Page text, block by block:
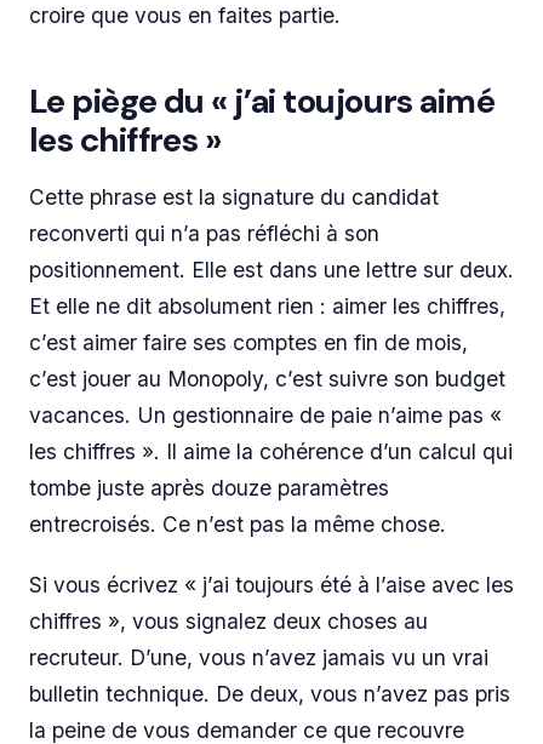
croire que vous en faites partie.
Le piège du « j’ai toujours aimé
les chiffres »
Cette phrase est la signature du candidat
reconverti qui n’a pas réfléchi à son
positionnement. Elle est dans une lettre sur deux.
Et elle ne dit absolument rien : aimer les chiffres,
c’est aimer faire ses comptes en fin de mois,
c’est jouer au Monopoly, c’est suivre son budget
vacances. Un gestionnaire de paie n’aime pas «
les chiffres ». Il aime la cohérence d’un calcul qui
tombe juste après douze paramètres
entrecroisés. Ce n’est pas la même chose.
Si vous écrivez « j’ai toujours été à l’aise avec les
chiffres », vous signalez deux choses au
recruteur. D’une, vous n’avez jamais vu un vrai
bulletin technique. De deux, vous n’avez pas pris
la peine de vous demander ce que recouvre